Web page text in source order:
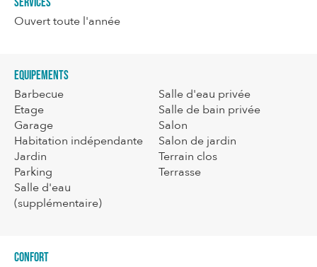
Ouvert toute l'année
Equipements
Barbecue
Etage
Garage
Habitation indépendante
Jardin
Parking
Salle d'eau
(supplémentaire)
Salle d'eau privée
Salle de bain privée
Salon
Salon de jardin
Terrain clos
Terrasse
Confort